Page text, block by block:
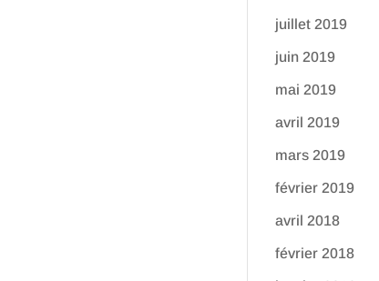
juillet 2019
juin 2019
mai 2019
avril 2019
mars 2019
février 2019
avril 2018
février 2018